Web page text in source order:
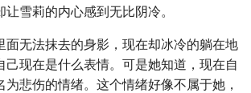
雪莉的内心感到无比阴冷。
面无法抹去的身影，现在却冰冷的躺在地
己现在是什么表情。可是她知道，现在自
为悲伤的情绪。这个情绪好像不属于她，